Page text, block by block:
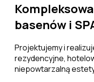
basenów i
Projektujemy i
rezydencyjne,
niepowtarzalną